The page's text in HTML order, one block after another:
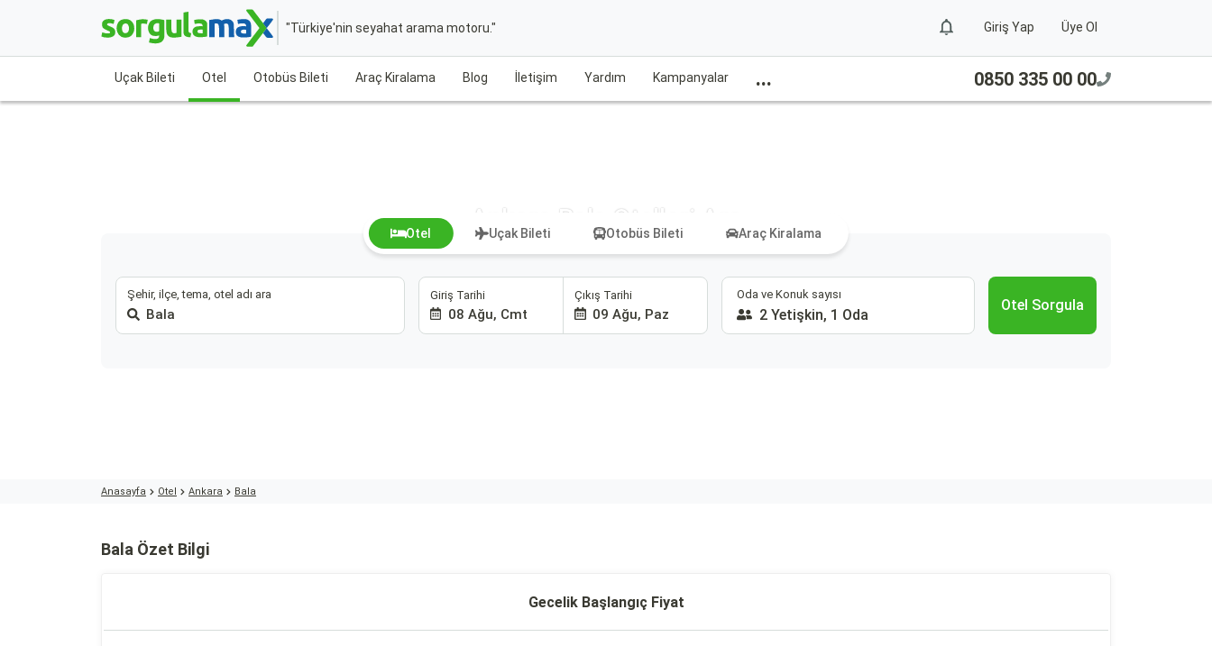
"Türkiye'nin seyahat arama motoru." Giriş Yap Üye Ol
Uçak Bileti Otel Otobüs Bileti Araç Kiralama Blog İletişim Yardım Kampanyalar ... 0850 335 00 00
Ankara Bala Otelleri Ara
Otel Uçak Bileti Otobüs Bileti Araç Kiralama
Şehir, ilçe, tema, otel adı ara Giriş Tarihi
08 Ağu, Cmt
Çıkış Tarihi
09 Ağu, Paz
Oda ve Konuk sayısı
2 Yetişkin, 1 Oda
Otel Sorgula
Anasayfa Otel Ankara Bala
Bala Özet Bilgi
Gecelik Başlangıç Fiyat